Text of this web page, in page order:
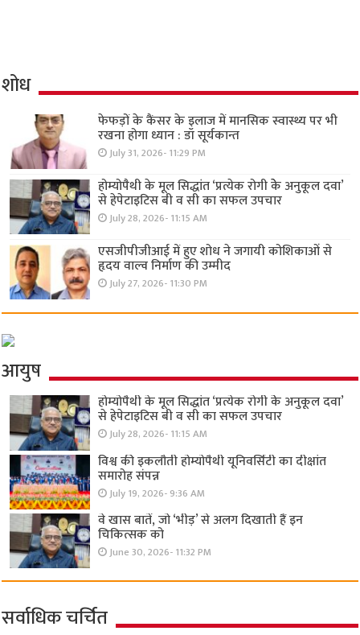
शोध
फेफड़ों के कैंसर के इलाज में मानसिक स्वास्थ्य पर भी
रखना होगा ध्यान : डॉ सूर्यकान्त
July 31, 2026- 11:29 PM
होम्योपैथी के मूल सिद्धांत ‘प्रत्येक रोगी केे अनुकूल दवा’
से हेपेटाइटिस बी व सी का सफल उपचार
July 28, 2026- 11:15 AM
एसजीपीजीआई में हुए शोध ने जगायी कोशिकाओं से
हृदय वाल्व निर्माण की उम्मीद
July 27, 2026- 11:30 PM
आयुष
होम्योपैथी के मूल सिद्धांत ‘प्रत्येक रोगी केे अनुकूल दवा’
से हेपेटाइटिस बी व सी का सफल उपचार
July 28, 2026- 11:15 AM
विश्व की इकलौती होम्योपैथी यूनिवर्सिटी का दीक्षांत
समारोह संपन्न
July 19, 2026- 9:36 AM
वे खास बातें, जो ‘भीड़’ से अलग दिखाती हैं इन
चिकित्सक को
June 30, 2026- 11:32 PM
सर्वाधिक चर्चित